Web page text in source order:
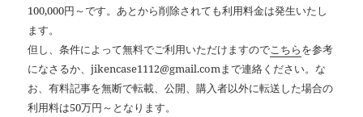
100,000円～です。あとから削除されても利用料金は発生いたし
ます。
但し、条件によって無料でご利用いただけますのでこちらを参考
になさるか、jikencase1112@gmail.comまで連絡ください。な
お、有料記事を無断で転載、公開、購入者以外に転送した場合の
利用料は50万円～となります。